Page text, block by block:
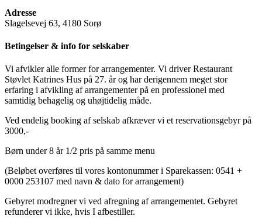
Adresse
Slagelsevej 63, 4180 Sorø
Betingelser & info for selskaber
Vi afvikler alle former for arrangementer. Vi driver Restaurant
Støvlet Katrines Hus på 27. år og har derigennem meget stor
erfaring i afvikling af arrangementer på en professionel med
samtidig behagelig og uhøjtidelig måde.
Ved endelig booking af selskab afkræver vi et reservationsgebyr på
3000,-
Børn under 8 år 1/2 pris på samme menu
(Beløbet overføres til vores kontonummer i Sparekassen: 0541 +
0000 253107 med navn & dato for arrangement)
Gebyret modregner vi ved afregning af arrangementet. Gebyret
refunderer vi ikke, hvis I afbestiller.